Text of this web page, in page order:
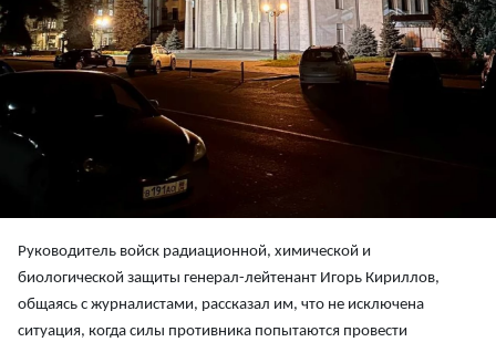
Руководитель войск радиационной, химической и
биологической защиты генерал-лейтенант Игорь Кириллов,
общаясь с журналистами, рассказал им, что не исключена
ситуация, когда силы противника попытаются провести